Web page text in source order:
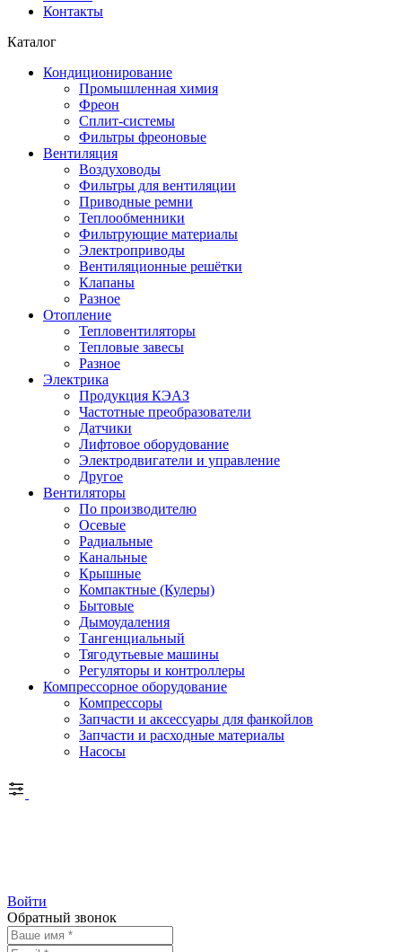
Контакты
Каталог
Кондиционирование
Промышленная химия
Фреон
Сплит-системы
Фильтры фреоновые
Вентиляция
Воздуховоды
Фильтры для вентиляции
Приводные ремни
Теплообменники
Фильтрующие материалы
Электроприводы
Вентиляционные решётки
Клапаны
Разное
Отопление
Тепловентиляторы
Тепловые завесы
Разное
Электрика
Продукция КЭАЗ
Частотные преобразователи
Датчики
Лифтовое оборудование
Электродвигатели и управление
Другое
Вентиляторы
По производителю
Осевые
Радиальные
Канальные
Крышные
Компактные (Кулеры)
Бытовые
Дымоудаления
Тангенциальный
Тягодутьевые машины
Регуляторы и контроллеры
Компрессорное оборудование
Компрессоры
Запчасти и аксессуары для фанкойлов
Запчасти и расходные материалы
Насосы
Войти
Обратный звонок